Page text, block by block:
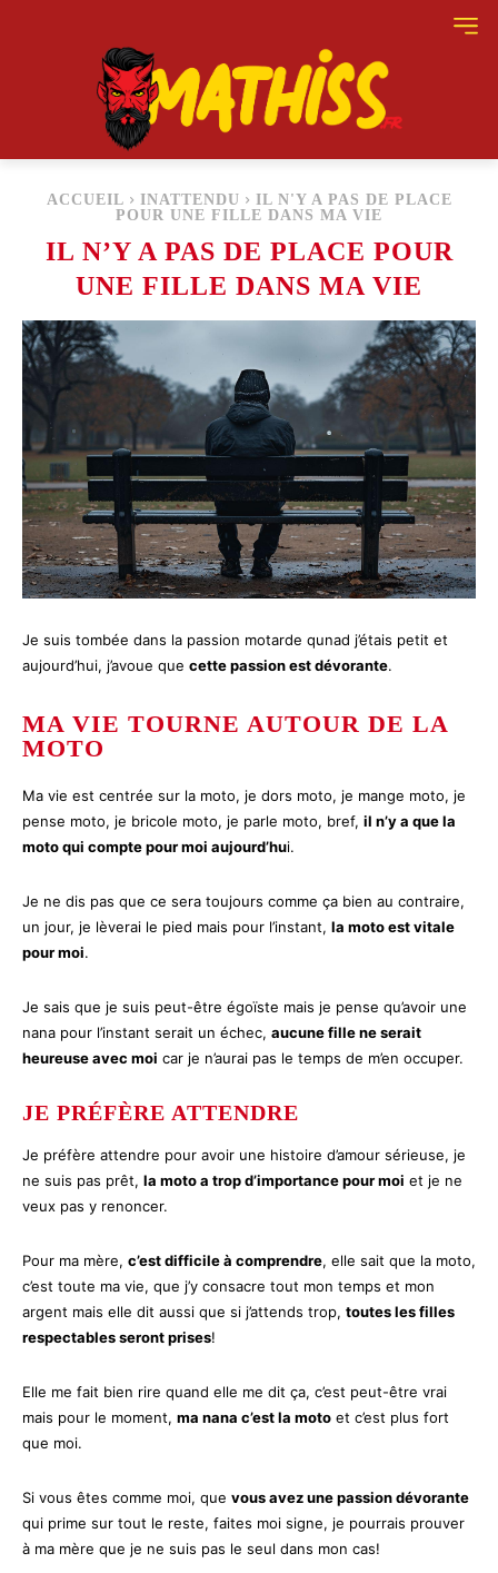
ACCUEIL INATTENDU
IL N'Y A PAS DE PLACE
POUR UNE FILLE DANS MA VIE
IL N’Y A PAS DE PLACE POUR
UNE FILLE DANS MA VIE
Je suis tombée dans la passion motarde qunad j’étais petit et
aujourd’hui, j’avoue que cette passion est dévorante.
MA VIE TOURNE AUTOUR DE LA
MOTO
Ma vie est centrée sur la moto, je dors moto, je mange moto, je
pense moto, je bricole moto, je parle moto, bref, il n’y a que la
moto qui compte pour moi aujourd’hui.
Je ne dis pas que ce sera toujours comme ça bien au contraire,
un jour, je lèverai le pied mais pour l’instant, la moto est vitale
pour moi.
Je sais que je suis peut-être égoïste mais je pense qu’avoir une
nana pour l’instant serait un échec, aucune fille ne serait
heureuse avec moi car je n’aurai pas le temps de m’en occuper.
JE PRÉFÈRE ATTENDRE
Je préfère attendre pour avoir une histoire d’amour sérieuse, je
ne suis pas prêt, la moto a trop d’importance pour moi et je ne
veux pas y renoncer.
Pour ma mère, c’est difficile à comprendre, elle sait que la moto,
c’est toute ma vie, que j’y consacre tout mon temps et mon
argent mais elle dit aussi que si j’attends trop, toutes les filles
respectables seront prises!
Elle me fait bien rire quand elle me dit ça, c’est peut-être vrai
mais pour le moment, ma nana c’est la moto et c’est plus fort
que moi.
Si vous êtes comme moi, que vous avez une passion dévorante
qui prime sur tout le reste, faites moi signe, je pourrais prouver
à ma mère que je ne suis pas le seul dans mon cas!